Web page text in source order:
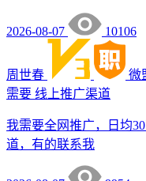
2026-08-07 10106
周世春 微
需要 线上推广渠道
我需要全网推广，日均
道，有的联系我